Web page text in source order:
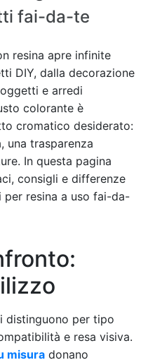
fai-da-te
resina apre infinite
DIY, dalla decorazione
e arredi
colorante è
cromatico desiderato:
una trasparenza
In questa pagina
consigli e differenze
resina a uso fai-da-
distinguono per tipo
e resa visiva.
misura donano